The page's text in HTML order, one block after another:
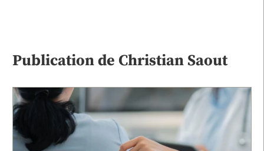
Publication de Christian Saout